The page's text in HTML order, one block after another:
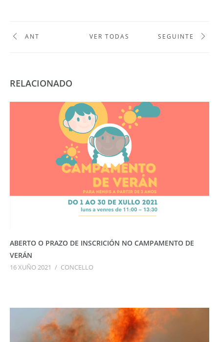
ANT VER TODAS SEGUINTE
RELACIONADO
ABERTO O PRAZO DE INSCRICIÓN NO CAMPAMENTO DE
VERÁN
16 XUÑO 2021 / CONCELLO